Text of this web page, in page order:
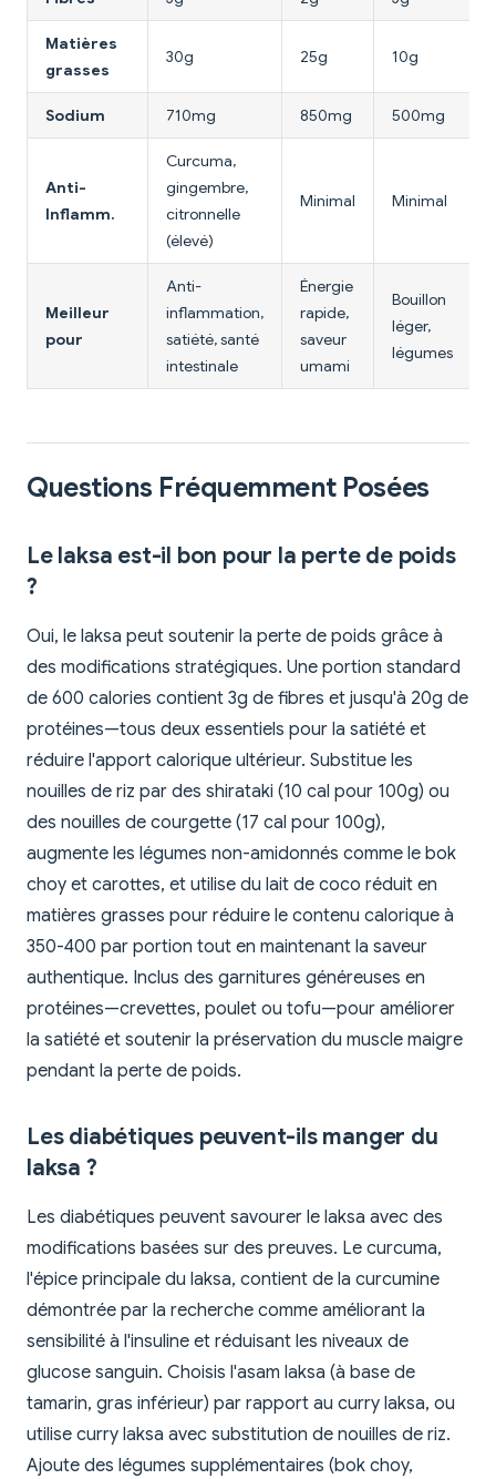
Matières
grasses
30g 25g 10g
Sodium 710mg 850mg 500mg
Anti-
Inflamm.
Curcuma,
gingembre,
citronnelle
(élevé)
Minimal Minimal
Meilleur
pour
Anti-
inflammation,
satiété, santé
intestinale
Énergie
rapide,
saveur
umami
Bouillon
léger,
légumes
Questions Fréquemment Posées
Le laksa est-il bon pour la perte de poids
?
Oui, le laksa peut soutenir la perte de poids grâce à
des modifications stratégiques. Une portion standard
de 600 calories contient 3g de fibres et jusqu'à 20g de
protéines—tous deux essentiels pour la satiété et
réduire l'apport calorique ultérieur. Substitue les
nouilles de riz par des shirataki (10 cal pour 100g) ou
des nouilles de courgette (17 cal pour 100g),
augmente les légumes non-amidonnés comme le bok
choy et carottes, et utilise du lait de coco réduit en
matières grasses pour réduire le contenu calorique à
350-400 par portion tout en maintenant la saveur
authentique. Inclus des garnitures généreuses en
protéines—crevettes, poulet ou tofu—pour améliorer
la satiété et soutenir la préservation du muscle maigre
pendant la perte de poids.
Les diabétiques peuvent-ils manger du
laksa ?
Les diabétiques peuvent savourer le laksa avec des
modifications basées sur des preuves. Le curcuma,
l'épice principale du laksa, contient de la curcumine
démontrée par la recherche comme améliorant la
sensibilité à l'insuline et réduisant les niveaux de
glucose sanguin. Choisis l'asam laksa (à base de
tamarin, gras inférieur) par rapport au curry laksa, ou
utilise curry laksa avec substitution de nouilles de riz.
Ajoute des légumes supplémentaires (bok choy,